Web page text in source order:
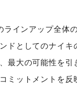
インアップ全体
ドとしてのナイ
最大の可能性を
ミットメントを反